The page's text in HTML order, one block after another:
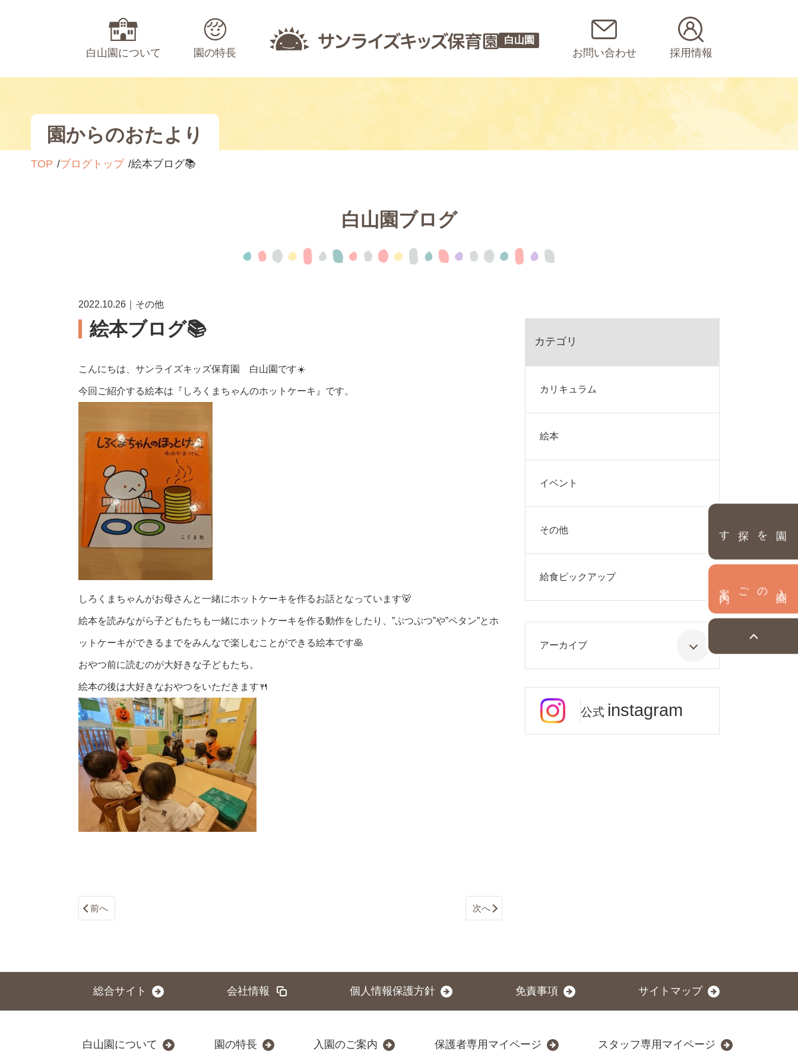
白山園について 園の特長
白山園
お問い合わせ 採用情報
園を探す
園からのおたより
TOP ブログトップ 絵本ブログ📚
白山園ブログ
2022.10.26｜その他
絵本ブログ📚
こんにちは、サンライズキッズ保育園 白山園です☀️
今回ご紹介する絵本は『しろくまちゃんのホットケーキ』です。
しろくまちゃんがお母さんと一緒にホットケーキを作るお話となっています🐻
絵本を読みながら子どもたちも一緒にホットケーキを作る動作をしたり、”ぷつぷつ”や”ペタン”とホ
ットケーキができるまでをみんなで楽しむことができる絵本です🥞
おやつ前に読むのが大好きな子どもたち。
絵本の後は大好きなおやつをいただきます🍴
前へ 次へ
カテゴリ
カリキュラム
絵本
イベント
その他
給食ピックアップ
アーカイブ
公式 instagram
総合サイト 会社情報 個人情報保護方針 免責事項 サイトマップ
白山園について 園の特長 入園のご案内 保護者専用マイページ スタッフ専用マイページ